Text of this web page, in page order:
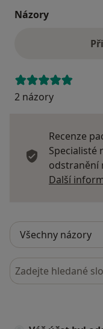
Názory
2 názory
Recenze
Specialisté
odstranění
Další
Hledejte v názorech